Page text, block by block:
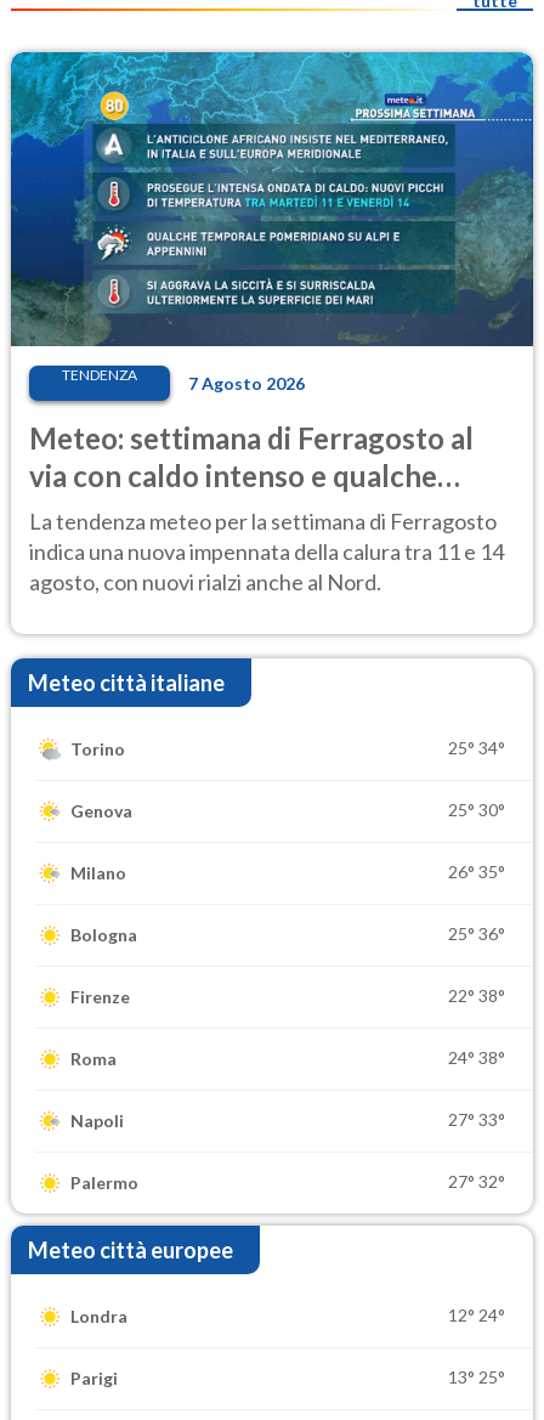
TENDENZA 7 Agosto 2026
Meteo: settimana di Ferragosto al
via con caldo intenso e qualche
temporale
La tendenza meteo per la settimana di Ferragosto
indica una nuova impennata della calura tra 11 e 14
agosto, con nuovi rialzi anche al Nord.
Meteo città italiane
Torino 25° 34°
Genova 25° 30°
Milano 26° 35°
Bologna 25° 36°
Firenze 22° 38°
Roma 24° 38°
Napoli 27° 33°
Palermo 27° 32°
Meteo città europee
Londra 12° 24°
Parigi 13° 25°